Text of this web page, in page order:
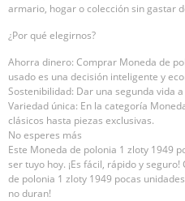
armario, hogar o colección sin gastar
¿Por qué elegirnos?
Ahorra dinero: Comprar Moneda de
usado es una decisión inteligente y
Sostenibilidad: Dar una segunda vida
Variedad única: En la categoría
clásicos hasta piezas exclusivas.
No esperes más
Este Moneda de polonia 1 zloty 1949
ser tuyo hoy. ¡Es fácil, rápido y
de polonia 1 zloty 1949 pocas
no duran!